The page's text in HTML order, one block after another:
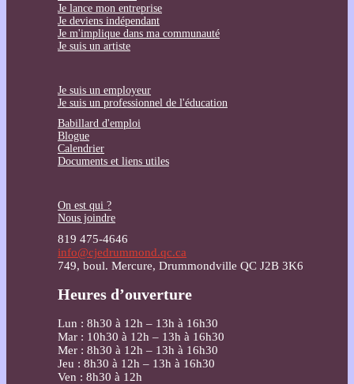
Je lance mon entreprise
Je deviens indépendant
Je m'implique dans ma communauté
Je suis un artiste
Je suis un employeur
Je suis un professionnel de l'éducation
Babillard d'emploi
Blogue
Calendrier
Documents et liens utiles
On est qui ?
Nous joindre
819 475-4646
info@cjedrummond.qc.ca
749, boul. Mercure, Drummondville QC J2B 3K6
Heures d’ouverture
Lun : 8h30 à 12h – 13h à 16h30
Mar : 10h30 à 12h – 13h à 16h30
Mer : 8h30 à 12h – 13h à 16h30
Jeu : 8h30 à 12h – 13h à 16h30
Ven : 8h30 à 12h